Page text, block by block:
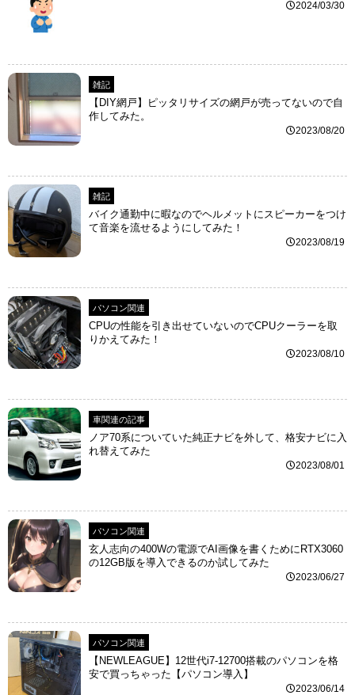
2024/03/30
雑記
【DIY網戸】ピッタリサイズの網戸が売ってないので自
作してみた。
2023/08/20
雑記
バイク通勤中に暇なのでヘルメットにスピーカーをつけ
て音楽を流せるようにしてみた！
2023/08/19
パソコン関連
CPUの性能を引き出せていないのでCPUクーラーを取
りかえてみた！
2023/08/10
車関連の記事
ノア70系についていた純正ナビを外して、格安ナビに入
れ替えてみた
2023/08/01
パソコン関連
玄人志向の400Wの電源でAI画像を書くためにRTX3060
の12GB版を導入できるのか試してみた
2023/06/27
パソコン関連
【NEWLEAGUE】12世代i7-12700搭載のパソコンを格
安で買っちゃった【パソコン導入】
2023/06/14